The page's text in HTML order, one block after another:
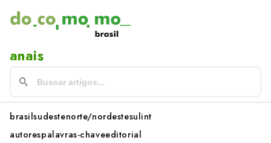
anais
brasilsudestenorte/nordestesulint
autorespalavras-chaveeditorial